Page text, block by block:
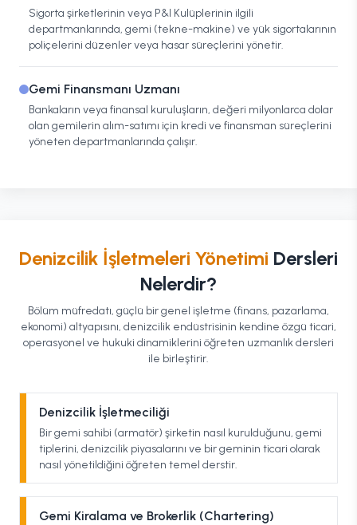
Sigorta şirketlerinin veya P&I Kulüplerinin ilgili
departmanlarında, gemi (tekne-makine) ve yük sigortalarının
poliçelerini düzenler veya hasar süreçlerini yönetir.
Gemi Finansmanı Uzmanı
Bankaların veya finansal kuruluşların, değeri milyonlarca dolar
olan gemilerin alım-satımı için kredi ve finansman süreçlerini
yöneten departmanlarında çalışır.
Denizcilik İşletmeleri Yönetimi Dersleri
Nelerdir?
Bölüm müfredatı, güçlü bir genel işletme (finans, pazarlama,
ekonomi) altyapısını, denizcilik endüstrisinin kendine özgü ticari,
operasyonel ve hukuki dinamiklerini öğreten uzmanlık dersleri
ile birleştirir.
Denizcilik İşletmeciliği
Bir gemi sahibi (armatör) şirketin nasıl kurulduğunu, gemi
tiplerini, denizcilik piyasalarını ve bir geminin ticari olarak
nasıl yönetildiğini öğreten temel derstir.
Gemi Kiralama ve Brokerlik (Chartering)